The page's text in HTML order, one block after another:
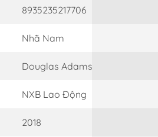
8935235217706
Nhã Nam
Douglas Adams
NXB Lao Động
2018